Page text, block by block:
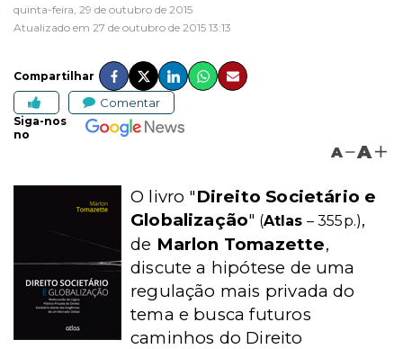
quinta-feira, 29 de outubro de 2015
Atualizado em 27 de outubro de 2015 13:13
Compartilhar
Comentar
Siga-nos
no
A A
O livro "Direito Societário e
Globalização" (Atlas – 355p.),
de Marlon Tomazette,
discute a hipótese de uma
regulação mais privada do
tema e busca futuros
caminhos do Direito